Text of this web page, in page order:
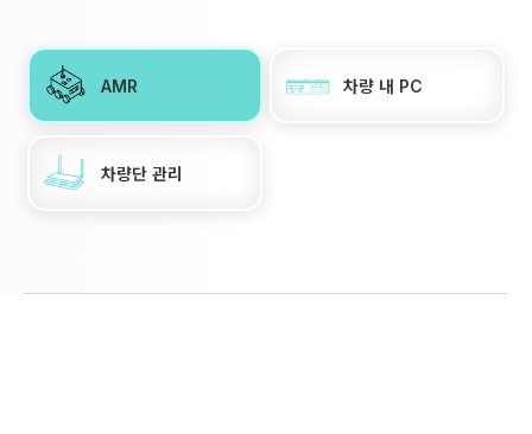
AMR 차량 내 PC
차량단 관리